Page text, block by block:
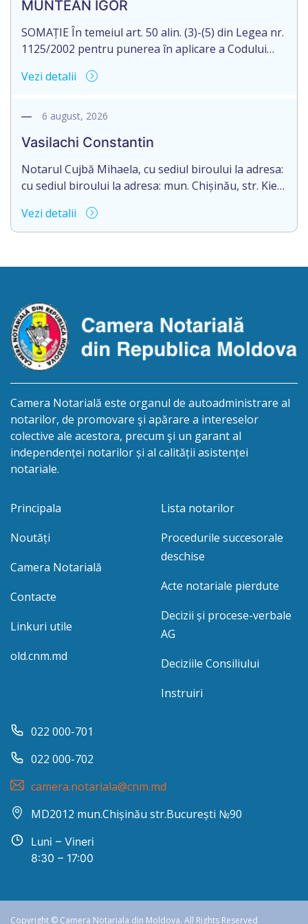
succesiunii este de 12 luni din data decesului (data
deschiderii moștenirii). Eliberarea certificatului […]
MUNTEAN IGOR
SOMAȚIE În temeiul art. 50 alin. (3)-(5) din Legea nr.
1125/2002 pentru punerea în aplicare a Codului
sediul biroului în mun. Chişinău, str. Academiei, nr.
născut la 30.10.1977, reședința obișnuită a căruia
succesorale după […]
Vezi detalii
6 august, 2026
Vasilachi Constantin
Notarul Cujbă Mihaela, cu sediul biroului la adresa:
cu sediul biroului la adresa: mun. Chișinău, str. Kiev,
succesorale în urma decesului cet. Vasilachi
Constantin, născut/ă la 03.06.1960, IDNP
Informăm succesibilii, că conform prevederilor
01.04.2026 termenul pentru […]
Vezi detalii
Camera Notarială este organul de autoadministrare al
notarilor, de promovare şi apărare a intereselor
colective ale acestora, precum şi un garant al
independenței notarilor și al calității asistenței
notariale.
Principala
Noutăți
Camera Notarială
Contacte
Linkuri utile
old.cnm.md
Lista notarilor
Procedurile succesorale
deschise
Acte notariale pierdute
Decizii și procese-verbale
AG
Deciziile Consiliului
Instruiri
022 000-701
022 000-702
camera.notariala@cnm.md
MD2012 mun.Chișinău str.București №90
Luni – Vineri
8:30 – 17:00
Copyright © Camera Notariala din Moldova. All Rights Reserved